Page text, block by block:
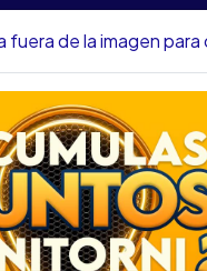
un KIT
VIAL
fuera de la imagen